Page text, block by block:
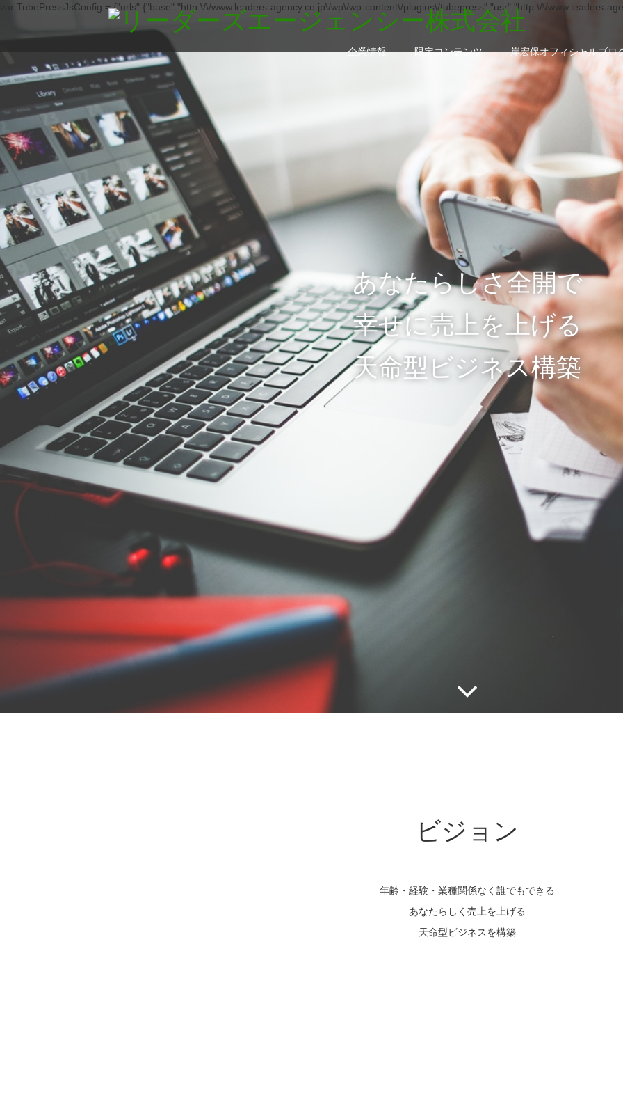
var TubePressJsConfig = {"urls":{"base":"http:\/\/www.leaders-agency.co.jp\/wp\/wp-content\/plugins\/tubepress","usr":"http:\/\/www.leaders-
企業情報 限定コンテンツ 岸宏保オフィシャルブロ
あなたらしさ全開で
幸せに売上を上げる
天命型ビジネス構築
ビジョン
年齢・経験・業種関係なく誰でもできる
あなたらしく売上を上げる
天命型ビジネスを構築